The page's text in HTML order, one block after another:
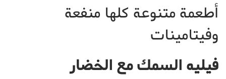
أطعمة متنوعة كلها منفعة
وفيتامينات
فيليه السمك مع الخضار